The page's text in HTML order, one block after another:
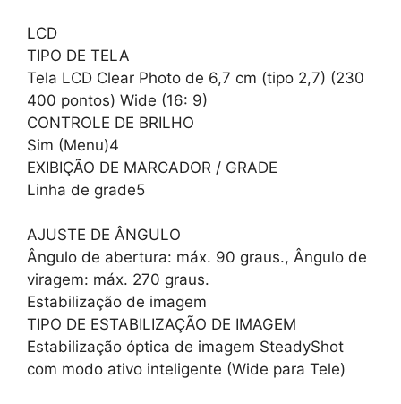
LCD
TIPO DE TELA
Tela LCD Clear Photo de 6,7 cm (tipo 2,7) (230
400 pontos) Wide (16: 9)
CONTROLE DE BRILHO
Sim (Menu)4
EXIBIÇÃO DE MARCADOR / GRADE
Linha de grade5
AJUSTE DE ÂNGULO
Ângulo de abertura: máx. 90 graus., Ângulo de
viragem: máx. 270 graus.
Estabilização de imagem
TIPO DE ESTABILIZAÇÃO DE IMAGEM
Estabilização óptica de imagem SteadyShot
com modo ativo inteligente (Wide para Tele)